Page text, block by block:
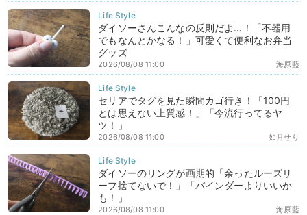
ダイソーさんこんなの反則だよ…！「不器用
でもなんとかなる！」可愛くて便利なお弁当
グッズ
海原藍
2026/08/08 11:00
セリアでタグを見た瞬間カゴ行き！「100円
とは思えない上質感！」「今流行ってるヤ
ツ！」
如月せり
2026/08/08 11:00
ダイソーのリングが画期的「余ったルーズリ
ーフ捨てないで！」「バインダーよりいいか
も！」
海原藍
2026/08/08 11:00